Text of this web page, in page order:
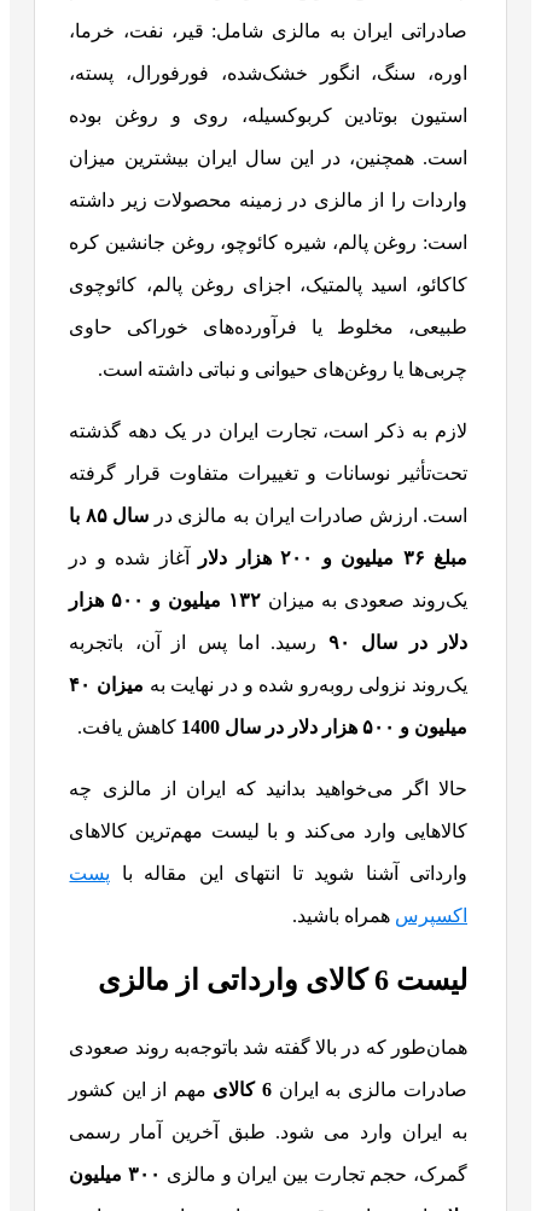
صادراتی ایران به مالزی شامل: قیر، نفت، خرما،
اوره، سنگ، انگور خشک‌شده، فورفورال، پسته،
استیون بوتادین کربوکسیله، روی و روغن بوده
است. همچنین، در این سال ایران بیشترین میزان
واردات را از مالزی در زمینه محصولات زیر داشته
است: روغن پالم، شیره کائوچو، روغن جانشین کره
کاکائو، اسید پالمتیک، اجزای روغن پالم، کائوچوی
طبیعی، مخلوط یا فرآورده‌های خوراکی حاوی
چربی‌ها یا روغن‌های حیوانی و نباتی داشته است.
لازم به ذکر است، تجارت ایران در یک دهه گذشته
تحت‌تأثیر نوسانات و تغییرات متفاوت قرار گرفته
است. ارزش صادرات ایران به مالزی در سال ۸۵ با
مبلغ ۳۶ میلیون و ۲۰۰ هزار دلار آغاز شده و در
یک‌روند صعودی به میزان ۱۳۲ میلیون و ۵۰۰ هزار
دلار در سال ۹۰ رسید. اما پس از آن، باتجربه
یک‌روند نزولی روبه‌رو شده و در نهایت به میزان ۴۰
میلیون و ۵۰۰ هزار دلار در سال 1400 کاهش یافت.
حالا اگر می‌خواهید بدانید که ایران از مالزی چه
کالاهایی وارد می‌کند و با لیست مهم‌ترین کالاهای
وارداتی آشنا شوید تا انتهای این مقاله با پست
اکسپرس همراه باشید.
لیست 6 کالای وارداتی از مالزی
همان‌طور که در بالا گفته شد باتوجه‌به روند صعودی
صادرات مالزی به ایران 6 کالای مهم از این کشور
به ایران وارد می شود. طبق آخرین آمار رسمی
گمرک، حجم تجارت بین ایران و مالزی ۳۰۰ میلیون